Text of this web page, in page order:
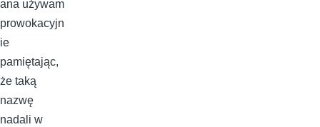
ana używam
prowokacyjn
ie
pamiętając,
że taką
nazwę
nadali w